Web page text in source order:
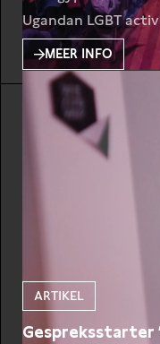
Ugandan LGBT
Hungarian
personal story.
MEER INFO
ARTIKEL
Gespreksstarter